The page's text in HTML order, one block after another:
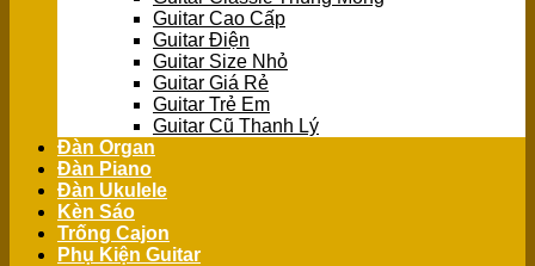
Guitar Cao Cấp
Guitar Điện
Guitar Size Nhỏ
Guitar Giá Rẻ
Guitar Trẻ Em
Guitar Cũ Thanh Lý
Đàn Organ
Đàn Piano
Đàn Ukulele
Kèn Sáo
Trống Cajon
Phụ Kiện Guitar